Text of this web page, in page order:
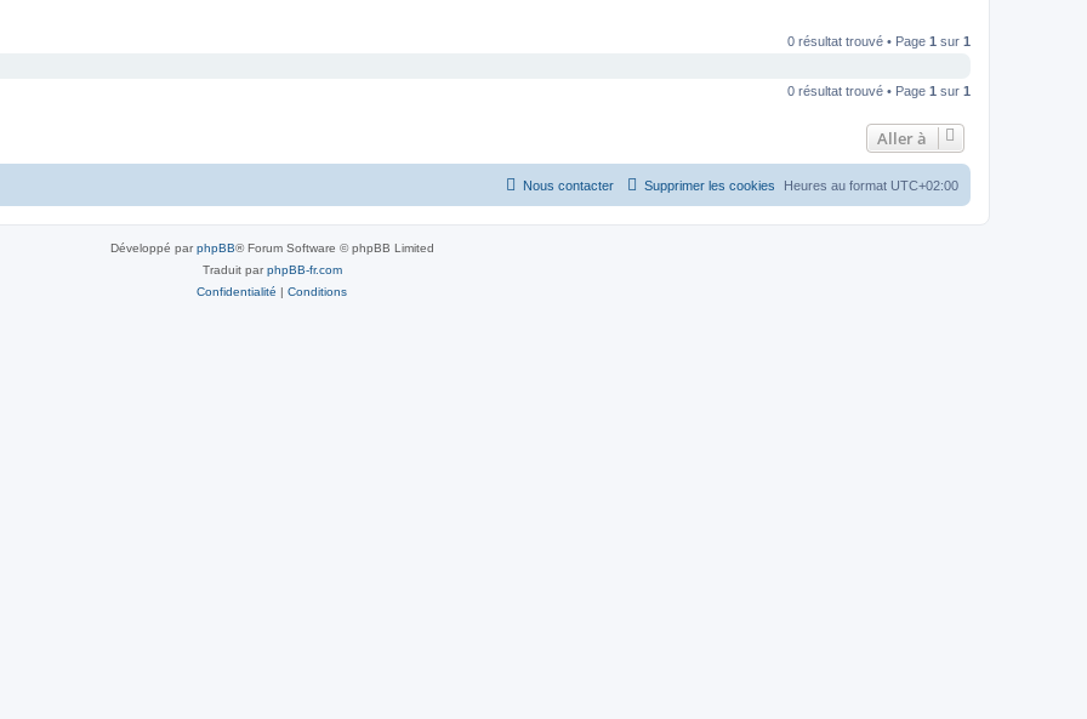
0 résultat trouvé • Page 1 sur 1
0 résultat trouvé • Page 1 sur 1
Aller à
Heures au format UTC+02:00
Supprimer les cookies
Nous contacter
Développé parphpBB® Forum Software © phpBB Limited
Traduit parphpBB-fr.com
Confidentialité | Conditions